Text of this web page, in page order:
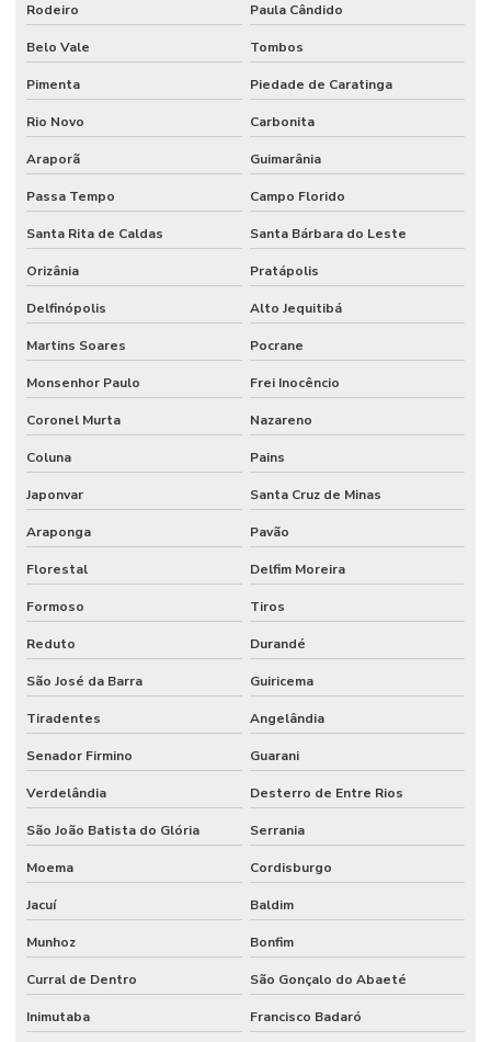
Rodeiro Paula Cândido
Belo Vale Tombos
Pimenta Piedade de Caratinga
Rio Novo Carbonita
Araporã Guimarânia
Passa Tempo Campo Florido
Santa Rita de Caldas Santa Bárbara do Leste
Orizânia Pratápolis
Delfinópolis Alto Jequitibá
Martins Soares Pocrane
Monsenhor Paulo Frei Inocêncio
Coronel Murta Nazareno
Coluna Pains
Japonvar Santa Cruz de Minas
Araponga Pavão
Florestal Delfim Moreira
Formoso Tiros
Reduto Durandé
São José da Barra Guiricema
Tiradentes Angelândia
Senador Firmino Guarani
Verdelândia Desterro de Entre Rios
São João Batista do Glória Serrania
Moema Cordisburgo
Jacuí Baldim
Munhoz Bonfim
Curral de Dentro São Gonçalo do Abaeté
Inimutaba Francisco Badaró